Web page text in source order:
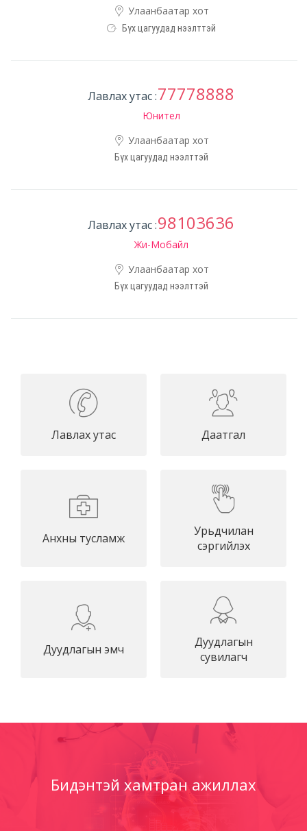
Улаанбаатар хот
Бүх цагуудад нээлттэй
Лавлах утас :77778888
Юнител
Улаанбаатар хот
Бүх цагуудад нээлттэй
Лавлах утас :98103636
Жи-Мобайл
Улаанбаатар хот
Бүх цагуудад нээлттэй
Лавлах утас Даатгал
Анхны тусламж
Урьдчилан
сэргийлэх
Дуудлагын эмч
Дуудлагын
сувилагч
Бидэнтэй хамтран ажиллах